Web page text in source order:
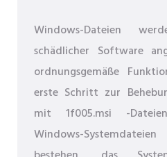
Windows-Dateien
schädlicher Software
ordnungsgemäße
erste Schritt zur
mit 1f005.msi -
Windows-